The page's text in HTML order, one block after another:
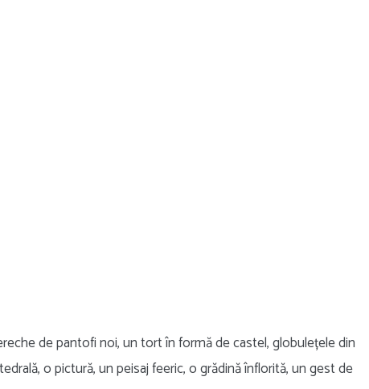
de pantofi noi, un tort în formă de castel, globulețele din
o pictură, un peisaj feeric, o grădină înflorită, un gest de